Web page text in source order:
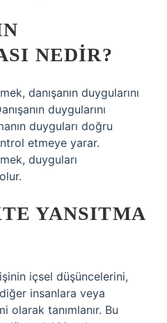
NEDIR?
danışanın duygularını
duygularını
duyguları doğru
etmeye yarar.
duyguları
YANSITMA
içsel düşüncelerini,
insanlara veya
olarak tanımlanır. Bu